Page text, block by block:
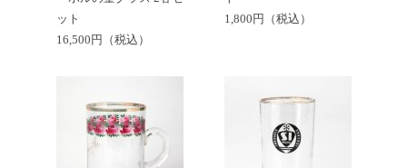
ット
16,500円（税込）
1,800円（税込）